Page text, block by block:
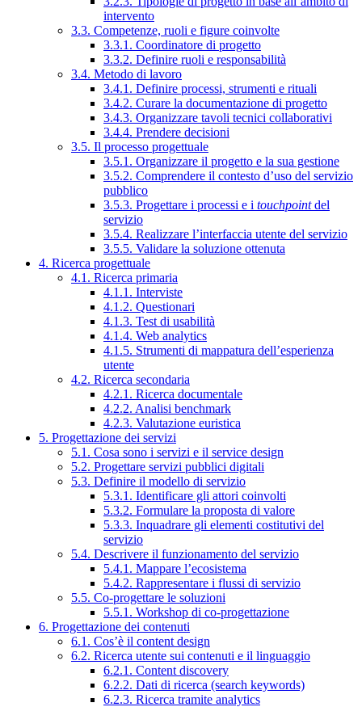
intervento
3.3. Competenze, ruoli e figure coinvolte
3.3.1. Coordinatore di progetto
3.3.2. Definire ruoli e responsabilità
3.4. Metodo di lavoro
3.4.1. Definire processi, strumenti e rituali
3.4.2. Curare la documentazione di progetto
3.4.3. Organizzare tavoli tecnici collaborativi
3.4.4. Prendere decisioni
3.5. Il processo progettuale
3.5.1. Organizzare il progetto e la sua gestione
3.5.2. Comprendere il contesto d’uso del servizio
pubblico
3.5.3. Progettare i processi e i touchpointdel
servizio
3.5.4. Realizzare l’interfaccia utente del servizio
3.5.5. Validare la soluzione ottenuta
4. Ricerca progettuale
4.1. Ricerca primaria
4.1.1. Interviste
4.1.2. Questionari
4.1.3. Test di usabilità
4.1.4. Web analytics
4.1.5. Strumenti di mappatura dell’esperienza
utente
4.2. Ricerca secondaria
4.2.1. Ricerca documentale
4.2.2. Analisi benchmark
4.2.3. Valutazione euristica
5. Progettazione dei servizi
5.1. Cosa sono i servizi e il service design
5.2. Progettare servizi pubblici digitali
5.3. Definire il modello di servizio
5.3.1. Identificare gli attori coinvolti
5.3.2. Formulare la proposta di valore
5.3.3. Inquadrare gli elementi costitutivi del
servizio
5.4. Descrivere il funzionamento del servizio
5.4.1. Mappare l’ecosistema
5.4.2. Rappresentare i flussi di servizio
5.5. Co-progettare le soluzioni
5.5.1. Workshop di co-progettazione
6. Progettazione dei contenuti
6.1. Cos’è il content design
6.2. Ricerca utente sui contenuti e il linguaggio
6.2.1. Content discovery
6.2.2. Dati di ricerca (search keywords)
6.2.3. Ricerca tramite analytics